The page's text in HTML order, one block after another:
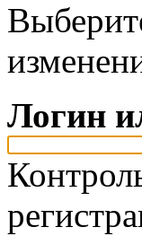
Логин